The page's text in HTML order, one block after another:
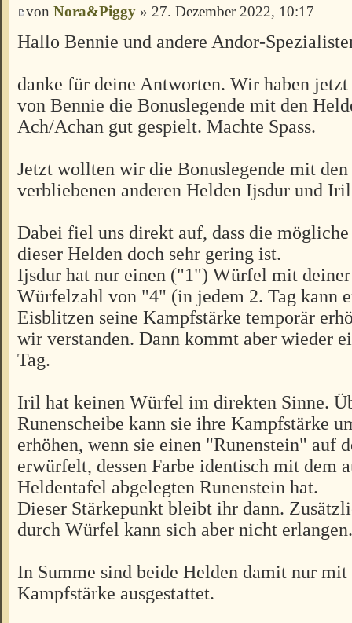
von Nora&Piggy » 27. Dezember 2022, 10:17
Hallo Bennie und andere Andor-
danke für deine Antworten. Wir haben
von Bennie die Bonuslegende mit den
Ach/Achan gut gespielt. Machte Spass.
Jetzt wollten wir die Bonuslegende mit den
verbliebenen anderen Helden Ijsdur und
Dabei fiel uns direkt auf, dass die
dieser Helden doch sehr gering ist.
Ijsdur hat nur einen ("1") Würfel mit
Würfelzahl von "4" (in jedem 2. Tag kann
Eisblitzen seine Kampfstärke temporär
wir verstanden. Dann kommt aber wieder
Tag.
Iril hat keinen Würfel im direkten Sinne.
Runenscheibe kann sie ihre Kampfstärke
erhöhen, wenn sie einen "Runenstein" auf
erwürfelt, dessen Farbe identisch mit dem
Heldentafel abgelegten Runenstein hat.
Dieser Stärkepunkt bleibt ihr dann.
durch Würfel kann sich aber nicht erlangen.
In Summe sind beide Helden damit nur
Kampfstärke ausgestattet.